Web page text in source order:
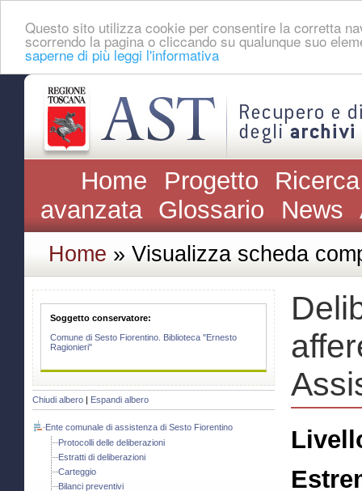
Questo sito utilizza cookie per consentire la corretta
scorrendo la pagina o cliccando su qualunque suo
saperne di più leggi l'informativa
Home Progetto
avanzata Glossario News
Home » Visualizza scheda
Soggetto conservatore:
Comune di Sesto Fiorentino. Biblioteca "Ernesto
Ragionieri"
Chiudi albero Espandi albero
Ente comunale di assistenza di Sesto Fiorentino
Protocolli delle deliberazioni
Estratti di deliberazioni
Carteggio
Bilanci preventivi